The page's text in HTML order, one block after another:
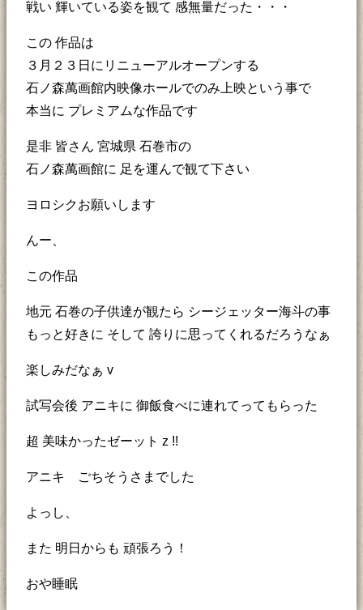
戦い 輝いている姿を観て 感無量だった・・・
この 作品は
３月２３日にリニューアルオープンする
石ノ森萬画館内映像ホールでのみ上映という事で
本当に プレミアムな作品です
是非 皆さん 宮城県 石巻市の
石ノ森萬画館に 足を運んで観て下さい
ヨロシクお願いします
んー、
この作品
地元 石巻の子供達が観たら シージェッター海斗の事
もっと好きに そして 誇りに思ってくれるだろうなぁ
楽しみだなぁ v
試写会後 アニキに 御飯食べに連れてってもらった
超 美味かったゼーット z !!
アニキ ごちそうさまでした
よっし、
また 明日からも 頑張ろう！
おや睡眠